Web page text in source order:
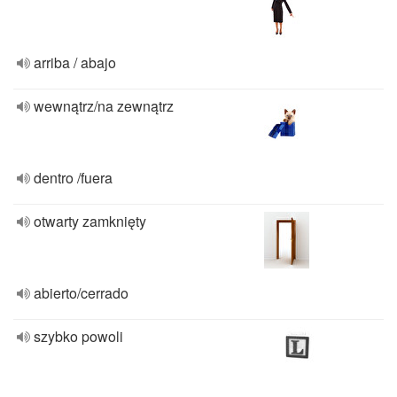
arriba / abajo
wewnątrz/na zewnątrz
dentro /fuera
otwarty zamknięty
abierto/cerrado
szybko powoli